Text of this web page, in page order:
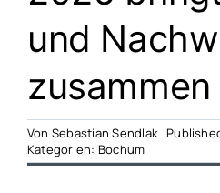
und
zusammen
Von Sebastian Sendlak
Kategorien: Bochum